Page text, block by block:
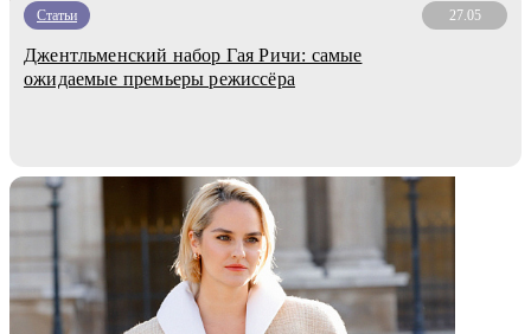
Статьи 27.05
Джентльменский набор Гая Ричи: самые
ожидаемые премьеры режиссёра